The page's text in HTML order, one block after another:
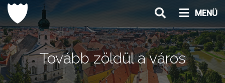
Ugrás
tartalomhoz
MENÜ
Tovább zöldül a város